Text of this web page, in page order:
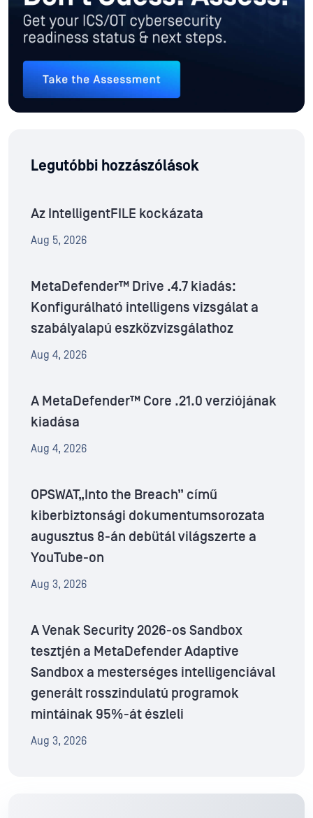
Legutóbbi hozzászólások
Az IntelligentFILE kockázata
Aug 5, 2026
MetaDefender™ Drive .4.7 kiadás:
Konfigurálható intelligens vizsgálat a
szabályalapú eszközvizsgálathoz
Aug 4, 2026
A MetaDefender™ Core .21.0 verziójának
kiadása
Aug 4, 2026
OPSWAT„Into the Breach” című
kiberbiztonsági dokumentumsorozata
augusztus 8-án debütál világszerte a
YouTube-on
Aug 3, 2026
A Venak Security 2026-os Sandbox
tesztjén a MetaDefender Adaptive
Sandbox a mesterséges intelligenciával
generált rosszindulatú programok
mintáinak 95%-át észleli
Aug 3, 2026